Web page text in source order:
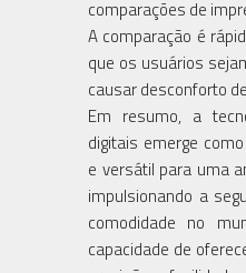
comparações de
A comparação é
que os usuários
causar desconforto
Em resumo, a
digitais emerge
e versátil para uma
impulsionando a
comodidade no
capacidade de